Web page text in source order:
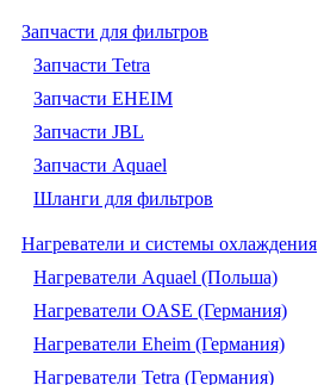
Запчасти для фильтров
Запчасти Tetra
Запчасти EHEIM
Запчасти JBL
Запчасти Aquael
Шланги для фильтров
Нагреватели и системы охлаждения
Нагреватели Aquael (Польша)
Нагреватели OASE (Германия)
Нагреватели Eheim (Германия)
Нагреватели Tetra (Германия)